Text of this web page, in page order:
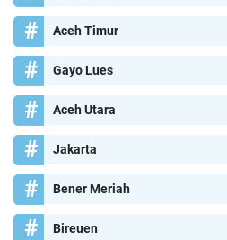
Aceh Timur
Gayo Lues
Aceh Utara
Jakarta
Bener Meriah
Bireuen